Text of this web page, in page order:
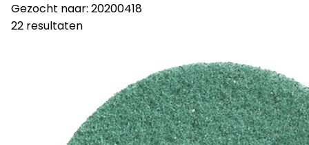
Gezocht naar: 20200418
22 resultaten